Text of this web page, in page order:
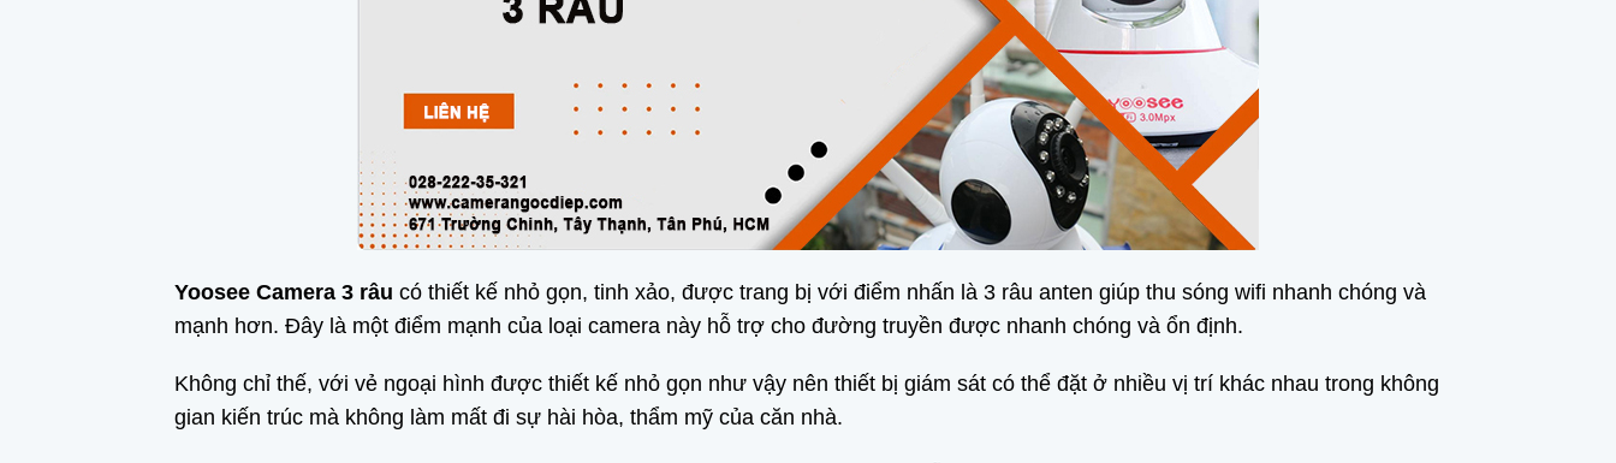
Yoosee Camera 3 râu có thiết kế nhỏ gọn, tinh xảo, được trang bị với điểm nhấn là 3 râu anten giúp thu sóng wifi nhanh chóng và
mạnh hơn. Đây là một điểm mạnh của loại camera này hỗ trợ cho đường truyền được nhanh chóng và ổn định.
Không chỉ thế, với vẻ ngoại hình được thiết kế nhỏ gọn như vậy nên thiết bị giám sát có thể đặt ở nhiều vị trí khác nhau trong không
gian kiến trúc mà không làm mất đi sự hài hòa, thẩm mỹ của căn nhà.